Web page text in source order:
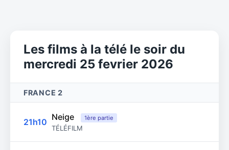
Les films à la télé le soir du
mercredi 25 fevrier 2026
FRANCE 2
21h10 Neige 1ère partie
TÉLÉFILM